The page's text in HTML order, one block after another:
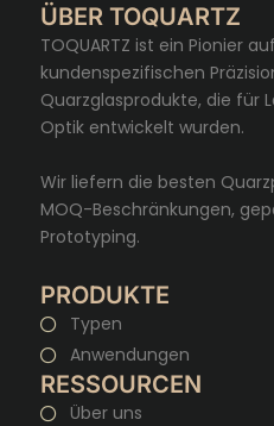
ÜBER TOQUARTZ
TOQUARTZ ist ein Pionier
kundenspezifischen
Quarzglasprodukte, die für
Optik entwickelt wurden.
Wir liefern die besten
MOQ-Beschränkungen,
Prototyping.
PRODUKTE
Typen
Anwendungen
RESSOURCEN
Über uns